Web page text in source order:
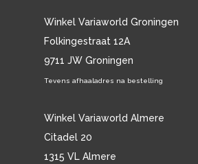
Winkel Variaworld Groningen
Folkingestraat 12A
9711 JW Groningen
Tevens afhaaladres na bestelling
Winkel Variaworld Almere
Citadel 20
1315 VL Almere